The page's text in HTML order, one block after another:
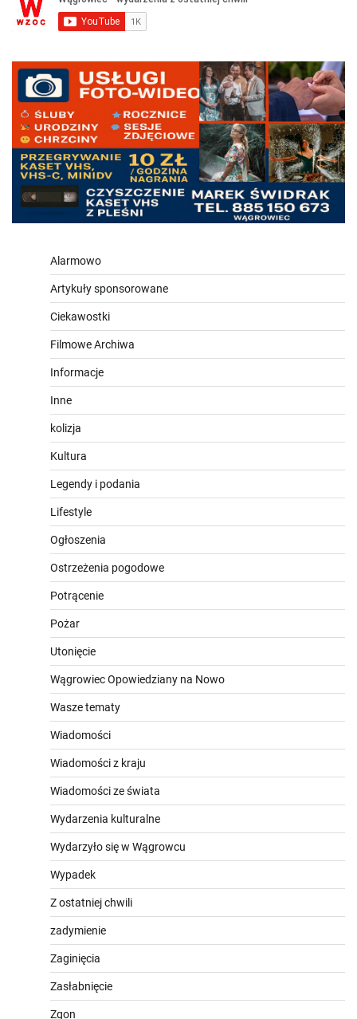
Alarmowo
Artykuły sponsorowane
Ciekawostki
Filmowe Archiwa
Informacje
Inne
kolizja
Kultura
Legendy i podania
Lifestyle
Ogłoszenia
Ostrzeżenia pogodowe
Potrącenie
Pożar
Utonięcie
Wągrowiec Opowiedziany na Nowo
Wasze tematy
Wiadomości
Wiadomości z kraju
Wiadomości ze świata
Wydarzenia kulturalne
Wydarzyło się w Wągrowcu
Wypadek
Z ostatniej chwili
zadymienie
Zaginięcia
Zasłabnięcie
Zgon